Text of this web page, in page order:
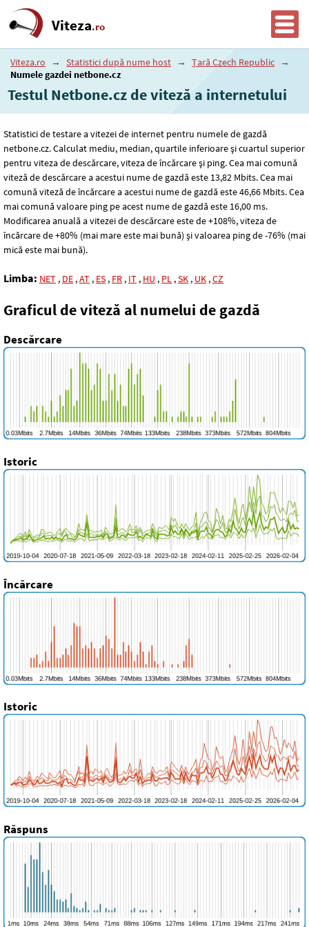
Viteza.ro
Viteza.ro → Statistici după nume host → Țară Czech Republic →
Numele gazdei netbone.cz
Testul Netbone.cz de viteză a internetului
Statistici de testare a vitezei de internet pentru numele de gazdă
netbone.cz. Calculat mediu, median, quartile inferioare și cuartul superior
pentru viteza de descărcare, viteza de încărcare și ping. Cea mai comună
viteză de descărcare a acestui nume de gazdă este 13,82 Mbits. Cea mai
comună viteză de încărcare a acestui nume de gazdă este 46,66 Mbits. Cea
mai comună valoare ping pe acest nume de gazdă este 16,00 ms.
Modificarea anuală a vitezei de descărcare este de +108%, viteza de
încărcare de +80% (mai mare este mai bună) și valoarea ping de -76% (mai
mică este mai bună).
Limba: NET , DE ,AT , ES , FR , IT , HU , PL ,SK , UK ,CZ
Graficul de viteză al numelui de gazdă
Descărcare
Istoric
Încărcare
Istoric
Răspuns